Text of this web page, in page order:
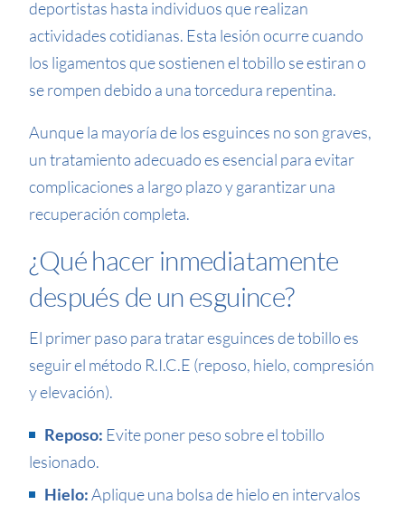
deportistas hasta individuos que realizan
actividades cotidianas. Esta lesión ocurre cuando
los ligamentos que sostienen el tobillo se estiran o
se rompen debido a una torcedura repentina.
Aunque la mayoría de los esguinces no son graves,
un tratamiento adecuado es esencial para evitar
complicaciones a largo plazo y garantizar una
recuperación completa.
¿Qué hacer inmediatamente
después de un esguince?
El primer paso para tratar esguinces de tobillo es
seguir el método R.I.C.E (reposo, hielo, compresión
y elevación).
Reposo: Evite poner peso sobre el tobillo
lesionado.
Hielo:Aplique una bolsa de hielo en intervalos